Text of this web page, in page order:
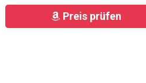
Preis prüfen